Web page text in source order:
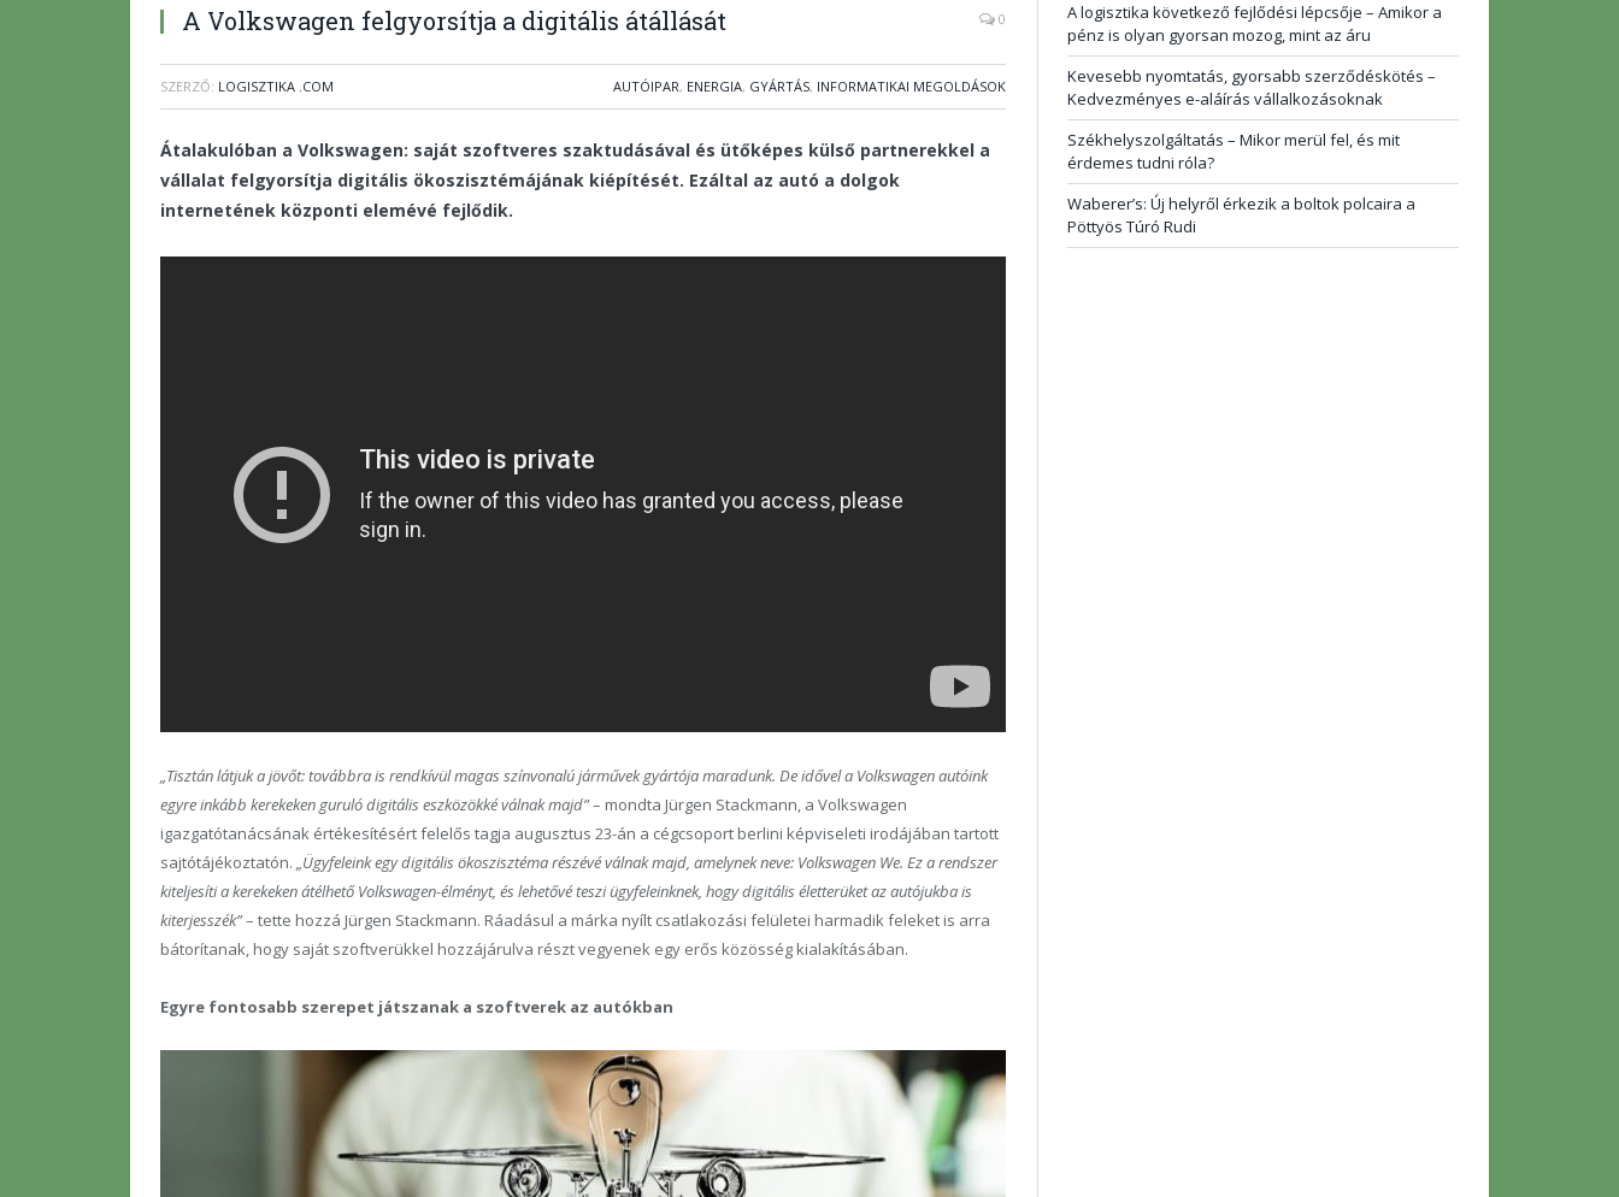
A Volkswagen felgyorsítja a digitális átállását 0
SZERZŐ: LOGISZTIKA .COM AUTÓIPAR, ENERGIA, GYÁRTÁS, INFORMATIKAI MEGOLDÁSOK
Átalakulóban a Volkswagen: saját szoftveres szaktudásával és ütőképes külső partnerekkel a
vállalat felgyorsítja digitális ökoszisztémájának kiépítését. Ezáltal az autó a dolgok
internetének központi elemévé fejlődik.
„Tisztán látjuk a jövőt: továbbra is rendkívül magas színvonalú járművek gyártója maradunk. De idővel a Volkswagen autóink
egyre inkább kerekeken guruló digitális eszközökké válnak majd”– mondta Jürgen Stackmann, a Volkswagen
igazgatótanácsának értékesítésért felelős tagja augusztus 23-án a cégcsoport berlini képviseleti irodájában tartott
sajtótájékoztatón. „Ügyfeleink egy digitális ökoszisztéma részévé válnak majd, amelynek neve: Volkswagen We. Ez a rendszer
kiteljesíti a kerekeken átélhető Volkswagen-élményt, és lehetővé teszi ügyfeleinknek, hogy digitális életterüket az autójukba is
kiterjesszék”– tette hozzá Jürgen Stackmann. Ráadásul a márka nyílt csatlakozási felületei harmadik feleket is arra
bátorítanak, hogy saját szoftverükkel hozzájárulva részt vegyenek egy erős közösség kialakításában.
Egyre fontosabb szerepet játszanak a szoftverek az autókban
A logisztika következő fejlődési lépcsője – Amikor a
pénz is olyan gyorsan mozog, mint az áru
Kevesebb nyomtatás, gyorsabb szerződéskötés –
Kedvezményes e-aláírás vállalkozásoknak
Székhelyszolgáltatás – Mikor merül fel, és mit
érdemes tudni róla?
Waberer’s: Új helyről érkezik a boltok polcaira a
Pöttyös Túró Rudi